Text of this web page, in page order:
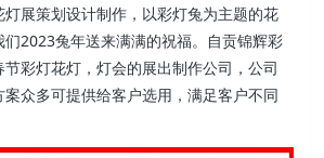
展策划设计制作，以彩灯兔为主题的花
2023兔年送来满满的祝福。自贡锦辉彩
彩灯花灯，灯会的展出制作公司，公司
众多可提供给客户选用，满足客户不同